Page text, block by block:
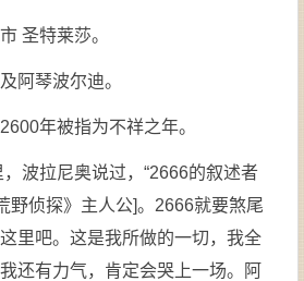
圣特莱莎。
阿琴波尔迪。
年被指为不祥之年。
波拉尼奥说过，“2666的叙述者
野侦探》主人公]。2666就要煞尾
里吧。这是我所做的一切，我全
还有力气，肯定会哭上一场。阿